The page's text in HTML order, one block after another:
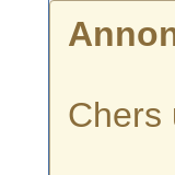
Chers